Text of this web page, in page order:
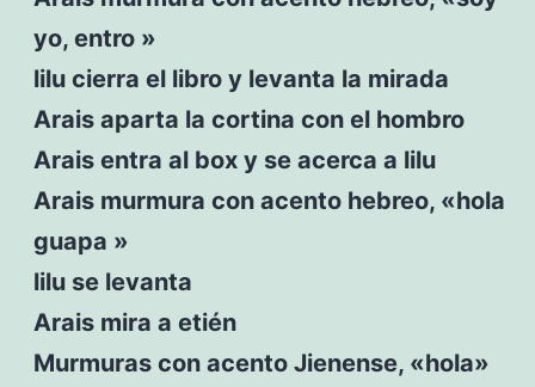
yo, entro »
lilu cierra el libro y levanta la mirada
Arais aparta la cortina con el hombro
Arais entra al box y se acerca a lilu
Arais murmura con acento hebreo, «hola
guapa »
lilu se levanta
Arais mira a etién
Murmuras con acento Jienense, «hola»